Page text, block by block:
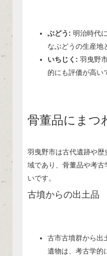
ぶどう: 明治時代
なぶどうの生産地
いちじく: 羽曳野
的にも評価が高い
骨董品にまつ
羽曳野市は古代遺跡や
域であり、骨董品や考
いです。
古墳からの出土品
古市古墳群から出
遺物は、考古学的